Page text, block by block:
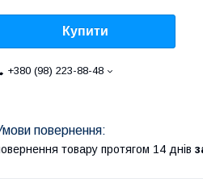
Купити
+380 (98) 223-88-48
товару протягом 14 днів